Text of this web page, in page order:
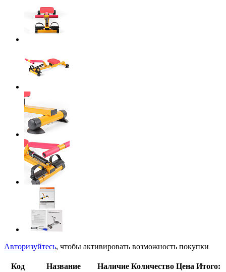
Авторизуйтесь, чтобы активировать возможность покупки
Код Название Наличие Количество Цена Итого: